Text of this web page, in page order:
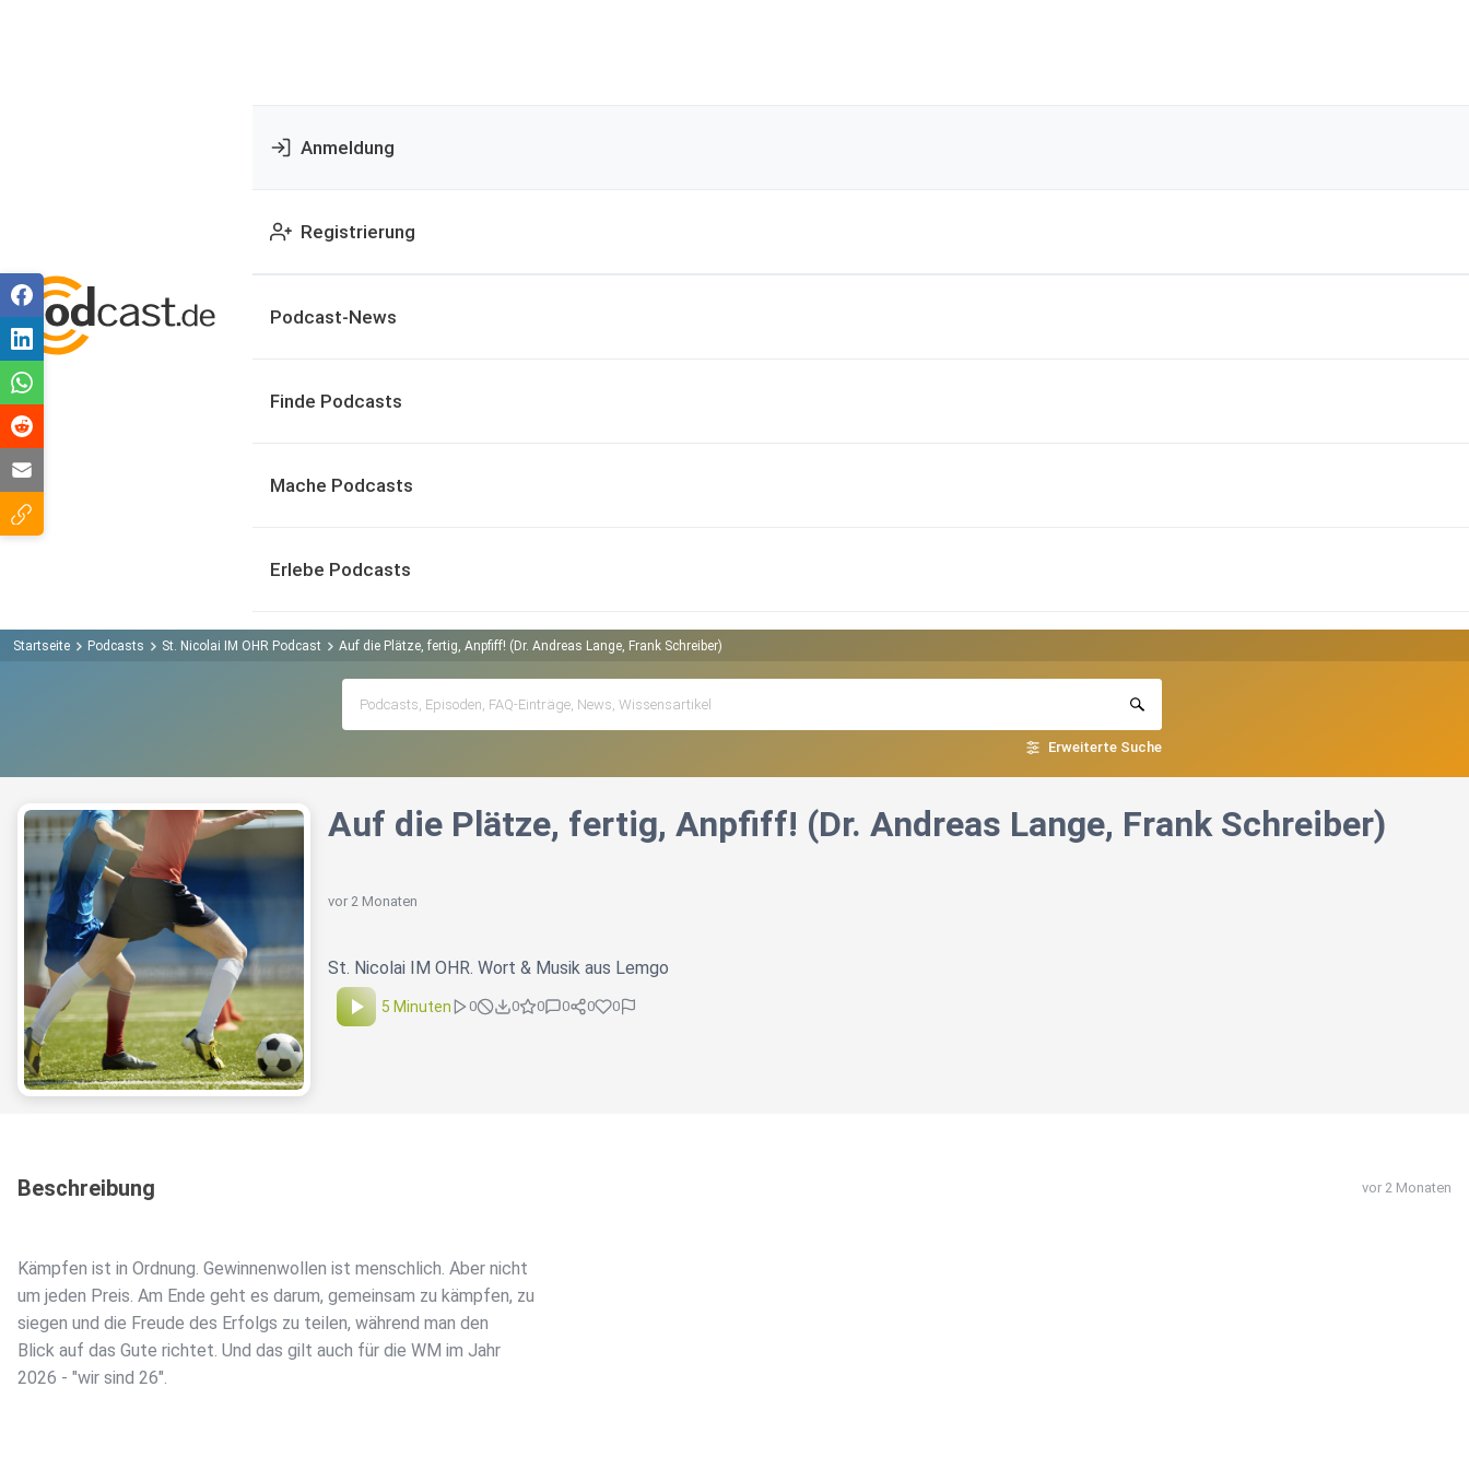
Anmeldung
Registrierung
Podcast-News
Finde Podcasts
Mache Podcasts
Erlebe Podcasts
Startseite Podcasts St. Nicolai IM OHR Podcast Auf die Plätze, fertig, Anpfiff! (Dr. Andreas Lange, Frank Schreiber)
Erweiterte Suche
Auf die Plätze, fertig, Anpfiff! (Dr. Andreas Lange, Frank Schreiber)
vor 2 Monaten
St. Nicolai IM OHR. Wort & Musik aus Lemgo
5 Minuten 0 0 0 0 0 0
Beschreibung vor 2 Monaten
Kämpfen ist in Ordnung. Gewinnenwollen ist menschlich. Aber nicht
um jeden Preis. Am Ende geht es darum, gemeinsam zu kämpfen, zu
siegen und die Freude des Erfolgs zu teilen, während man den
Blick auf das Gute richtet. Und das gilt auch für die WM im Jahr
2026 - "wir sind 26".